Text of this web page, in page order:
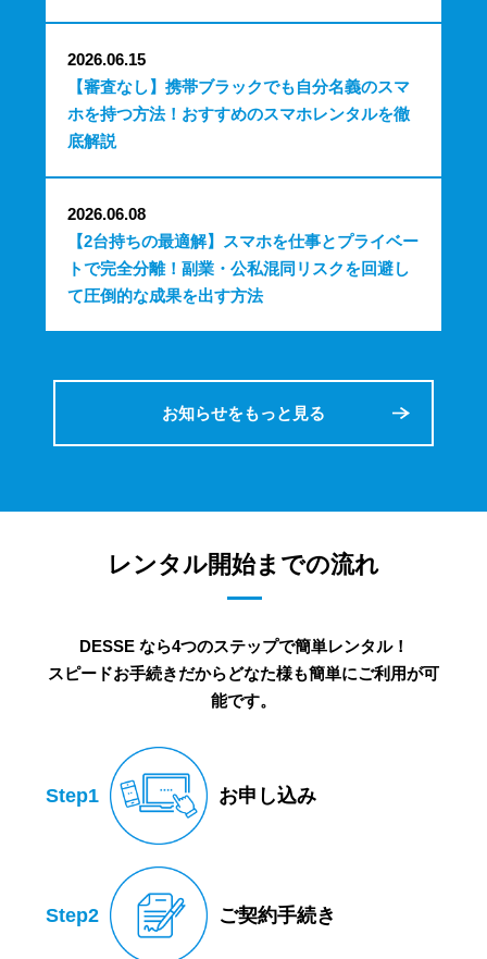
2026.06.15
【審査なし】携帯ブラックでも自分名義のスマ
ホを持つ方法！おすすめのスマホレンタルを徹
底解説
2026.06.08
【2台持ちの最適解】スマホを仕事とプライベー
トで完全分離！副業・公私混同リスクを回避し
て圧倒的な成果を出す方法
お知らせをもっと見る
レンタル開始までの流れ
DESSE なら4つのステップで簡単レンタル！
スピードお手続きだからどなた様も簡単にご利用が可
能です。
Step1 お申し込み
Step2 ご契約手続き